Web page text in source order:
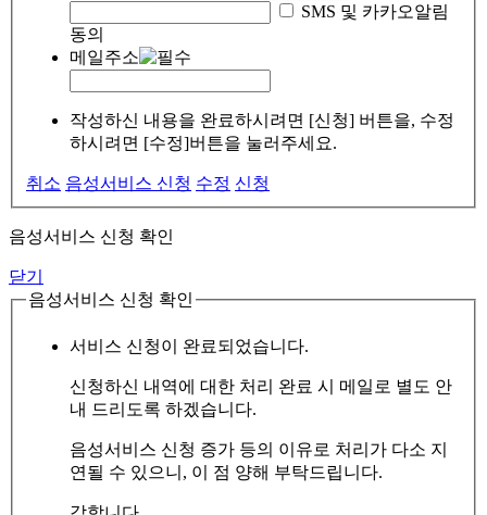
SMS 및 카카오알림
동의
메일주소
작성하신 내용을 완료하시려면 [신청] 버튼을, 수정
하시려면 [수정]버튼을 눌러주세요.
취소 음성서비스 신청 수정 신청
음성서비스 신청 확인
닫기
음성서비스 신청 확인
서비스 신청이 완료되었습니다.
신청하신 내역에 대한 처리 완료 시 메일로 별도 안
내 드리도록 하겠습니다.
음성서비스 신청 증가 등의 이유로 처리가 다소 지
연될 수 있으니, 이 점 양해 부탁드립니다.